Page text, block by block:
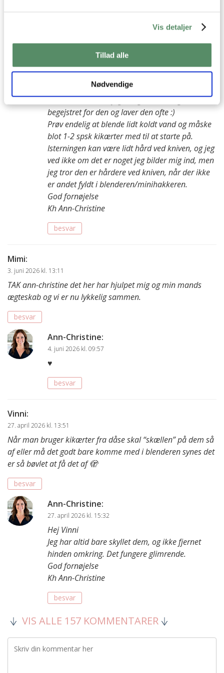
Vis detaljer
Tillad alle
Nødvendige
17. juni 2026 kl. 15:04
Hej Maj-Britt
Så dejlig en tilbagemelding på opskriften! Tusind
tak, for din søde hilsen. Jeg er glad for du kan
lide den hummus, jeg er også selv meget
begejstret for den og laver den ofte :)
Prøv endelig at blende lidt koldt vand og måske
blot 1-2 spsk kikærter med til at starte på.
Isterningen kan være lidt hård ved kniven, og jeg
ved ikke om det er noget jeg bilder mig ind, men
jeg tror den er hårdere ved kniven, når der ikke
er andet fyldt i blenderen/minihakkeren.
God fornøjelse
Kh Ann-Christine
besvar
Mimi:
3. juni 2026 kl. 13:11
TAK ann-christine det her har hjulpet mig og min mands
ægteskab og vi er nu lykkelig sammen.
besvar
Ann-Christine:
4. juni 2026 kl. 09:57
♥️
besvar
Vinni:
27. april 2026 kl. 13:51
Når man bruger kikærter fra dåse skal “skællen” på dem så
af eller må det godt bare komme med i blenderen synes det
er så bøvlet at få det af 🫣
besvar
Ann-Christine:
27. april 2026 kl. 15:32
Hej Vinni
Jeg har altid bare skyllet dem, og ikke fjernet
hinden omkring. Det fungere glimrende.
God fornøjelse
Kh Ann-Christine
besvar
VIS ALLE 157 KOMMENTARER